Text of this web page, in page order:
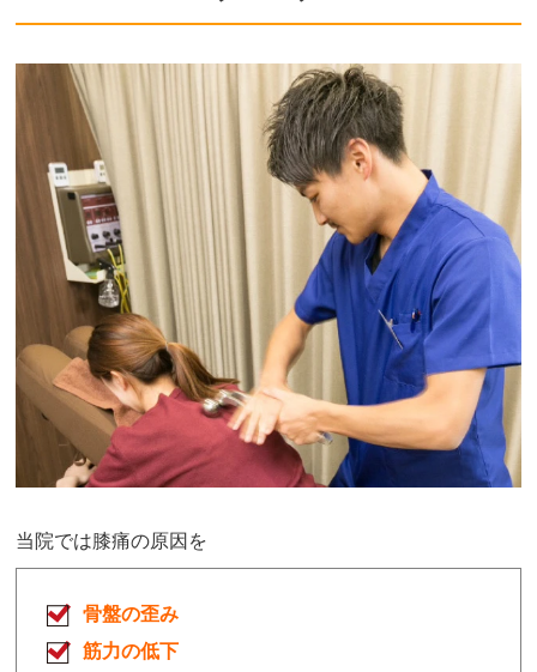
当院では膝痛の原因を
骨盤の歪み
筋力の低下